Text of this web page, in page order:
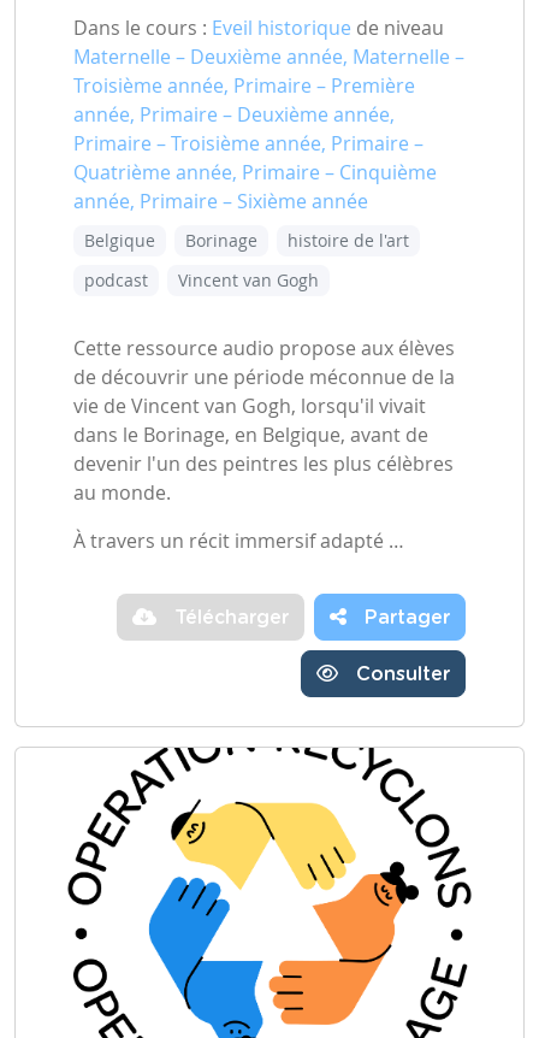
Dans le cours : Eveil historique de niveau
Maternelle – Deuxième année, Maternelle –
Troisième année, Primaire – Première
année, Primaire – Deuxième année,
Primaire – Troisième année, Primaire –
Quatrième année, Primaire – Cinquième
année, Primaire – Sixième année
Belgique Borinage
histoire de l'art
podcast
Vincent van Gogh
Cette ressource audio propose aux élèves
de découvrir une période méconnue de la
vie de Vincent van Gogh, lorsqu'il vivait
dans le Borinage, en Belgique, avant de
devenir l'un des peintres les plus célèbres
au monde.
À travers un récit immersif adapté …
Télécharger Partager
Consulter